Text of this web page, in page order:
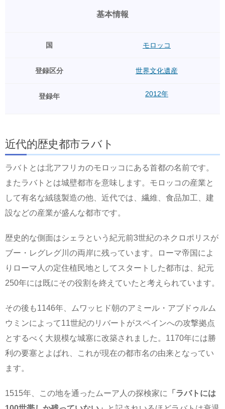
基本情報
国 モロッコ
登録区分 世界文化遺産
登録年 2012年
近代的歴史都市ラバト
ラバトとは北アフリカのモロッコにある首都の名前です。
またラバトとは城壁都市を意味します。モロッコの産業と
して有名な絨毯製造の他、近代では、繊維、食品加工、建
設などの産業が盛んな都市です。
歴史的な側面はシェラという紀元前3世紀のネクロポリスが
ブー・レグレグ川の両岸に残っています。ローマ帝国によ
りローマ人の定住植民地としてスタートした都市は、紀元
250年には既にその役割を終えていたと考えられています。
その後も1146年、ムワッヒド朝のアミール・アブドゥルム
ウミンによって11世紀のリバートがスペインへの攻撃拠点
とするべく大規模な城塞に改築されました。1170年には勝
利の要塞とよばれ、これが現在の都市名の由来となってい
ます。
1515年、この地を通ったムーア人の探検家に
「ラバトには